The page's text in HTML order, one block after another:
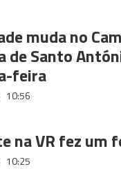
muda no
de Santo
feira
10:56
na VR fez um
10:25